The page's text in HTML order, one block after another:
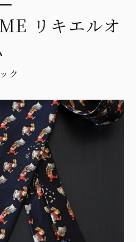
リキエルオ
ク